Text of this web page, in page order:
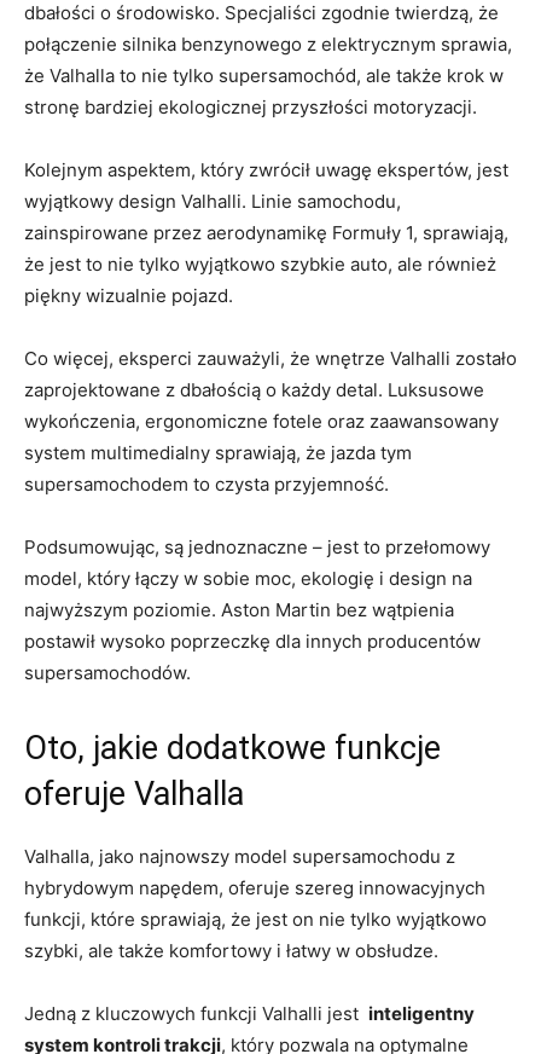
dbałości o⁤ środowisko. Specjaliści zgodnie twierdzą, że
połączenie silnika benzynowego z elektrycznym sprawia,
że‌ Valhalla to nie tylko supersamochód, ale także krok w
stronę bardziej ekologicznej przyszłości motoryzacji.
Kolejnym aspektem, który zwrócił uwagę ekspertów, jest
wyjątkowy design Valhalli. ‌Linie samochodu,
zainspirowane przez aerodynamikę Formuły 1, sprawiają,
że jest to nie tylko wyjątkowo szybkie ​auto, ale również
piękny wizualnie pojazd.
Co ‍więcej,​ eksperci ‍zauważyli, że ​wnętrze Valhalli zostało
zaprojektowane z dbałością o każdy‌ detal.⁤ Luksusowe ​
wykończenia, ergonomiczne fotele⁣ oraz zaawansowany
system ⁣multimedialny ⁣sprawiają, ‍że jazda tym
supersamochodem ‍to ⁤czysta przyjemność.
Podsumowując, są jednoznaczne – ‌jest to przełomowy
model, który łączy w sobie moc, ekologię ‌i design na
najwyższym poziomie. Aston Martin bez wątpienia
postawił wysoko poprzeczkę dla innych producentów ​
supersamochodów.
Oto, jakie dodatkowe funkcje
oferuje Valhalla
Valhalla, jako najnowszy model⁤ supersamochodu‌ z
hybrydowym napędem, oferuje szereg innowacyjnych
funkcji, które sprawiają, że jest on ⁤nie tylko wyjątkowo
szybki, ⁤ale także komfortowy i łatwy w⁤ obsłudze.
⁣Jedną z kluczowych funkcji Valhalli jest ⁣ inteligentny
system kontroli trakcji, który pozwala ‌na optymalne​